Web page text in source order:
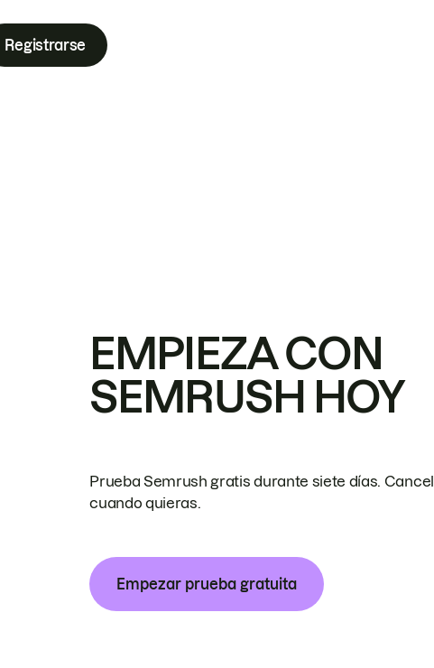
Registrarse
EMPIEZA CON
SEMRUSH HOY
Prueba Semrush gratis durante siete días.
cuando quieras.
Empezar prueba gratuita